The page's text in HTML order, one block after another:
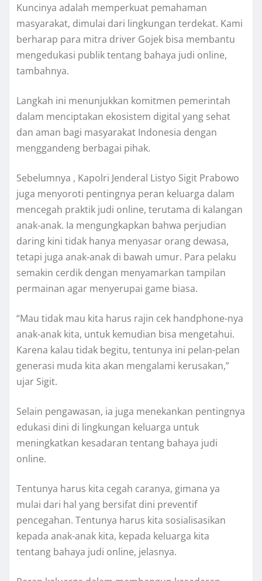
Kuncinya adalah memperkuat pemahaman
masyarakat, dimulai dari lingkungan terdekat. Kami
berharap para mitra driver Gojek bisa membantu
mengedukasi publik tentang bahaya judi online,
tambahnya.
Langkah ini menunjukkan komitmen pemerintah
dalam menciptakan ekosistem digital yang sehat
dan aman bagi masyarakat Indonesia dengan
menggandeng berbagai pihak.
Sebelumnya , Kapolri Jenderal Listyo Sigit Prabowo
juga menyoroti pentingnya peran keluarga dalam
mencegah praktik judi online, terutama di kalangan
anak-anak. Ia mengungkapkan bahwa perjudian
daring kini tidak hanya menyasar orang dewasa,
tetapi juga anak-anak di bawah umur. Para pelaku
semakin cerdik dengan menyamarkan tampilan
permainan agar menyerupai game biasa.
“Mau tidak mau kita harus rajin cek handphone-nya
anak-anak kita, untuk kemudian bisa mengetahui.
Karena kalau tidak begitu, tentunya ini pelan-pelan
generasi muda kita akan mengalami kerusakan,”
ujar Sigit.
Selain pengawasan, ia juga menekankan pentingnya
edukasi dini di lingkungan keluarga untuk
meningkatkan kesadaran tentang bahaya judi
online.
Tentunya harus kita cegah caranya, gimana ya
mulai dari hal yang bersifat dini preventif
pencegahan. Tentunya harus kita sosialisasikan
kepada anak-anak kita, kepada keluarga kita
tentang bahaya judi online, jelasnya.